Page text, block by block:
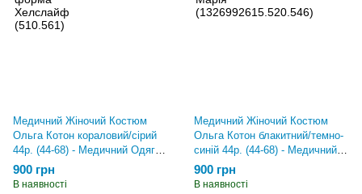
Медичний Жіночий Костюм
Ольга Котон кораловий/сірий
44р. (44-68) - Медичний Одяг
Марія (928966500.520.546)
900 грн
В наявності
Медичний Жіночий Костюм
Ольга Котон блакитний/темно-
синій 44р. (44-68) - Медичний
Одяг Марія
(1326992415.520.546)
900 грн
В наявності